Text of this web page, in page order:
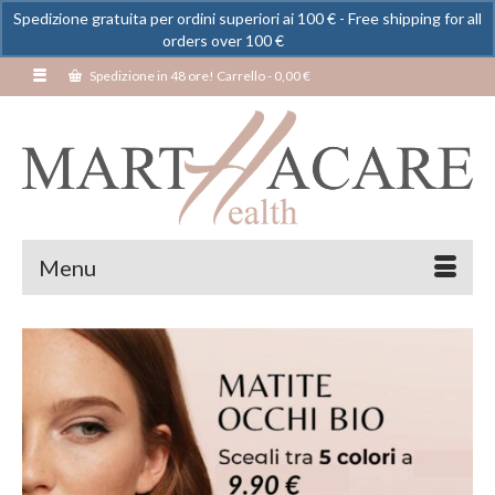
Spedizione in 48 ore! Carrello- 0,00€
Menu
Spedizione gratuita per ordini superiori ai 100 € - Free shipping for all
orders over 100 €